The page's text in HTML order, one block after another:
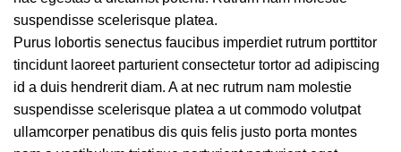
suspendisse scelerisque platea.
Purus lobortis senectus faucibus imperdiet rutrum porttitor
tincidunt laoreet parturient consectetur tortor ad adipiscing
id a duis hendrerit diam. A at nec rutrum nam molestie
suspendisse scelerisque platea a ut commodo volutpat
ullamcorper penatibus dis quis felis justo porta montes